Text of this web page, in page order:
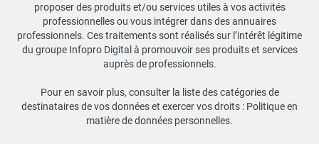
proposer des produits et/ou services utiles à vos activités
professionnelles ou vous intégrer dans des annuaires
professionnels. Ces traitements sont réalisés sur l’intérêt légitime
du groupe Infopro Digital à promouvoir ses produits et services
auprès de professionnels.
Pour en savoir plus, consulter la liste des catégories de
destinataires de vos données et exercer vos droits : Politique en
matière de données personnelles.